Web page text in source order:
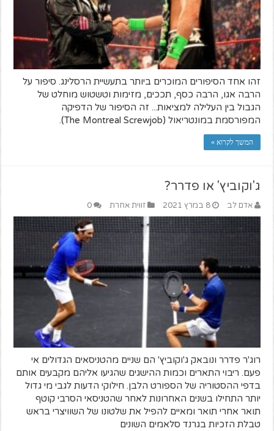
זהו אחד הסיפורים המוכרים ביותר בתעשיית הרסלינג. סיפור על
הרבה אגו, הרבה כסף, תככים, מזימות וטשטוש מוחלט של
הגבול בין העלילה למציאות... זה הסיפור של הדפיקה
המפורסמת במונטריאול (The Montreal Screwjob).
המשך לקרוא »
ג'וקוביץ' או פדרר?
אדם לב 8 במרץ 2021 זווית אחרת 0
רוג'ר פדרר ונובאק ג'וקוביץ' הם שניים מהטניסאים הגדולים אי
פעם. ריבוי התארים וכמות ההישגים שהגיעו אליהם מקבעים אותם
בדפי ההסטוריה של הספורט הלבן. חילוקי הדעות לגבי מי גדול
יותר התחילו בשנים האחרונות לאחר שהטניסאי הסרבי קוטף
תואר אחרי תואר ומאיים להפיל את שלטונו של השוויצרי בראש
טבלת הזכיות בגרנד סלאמים השונים